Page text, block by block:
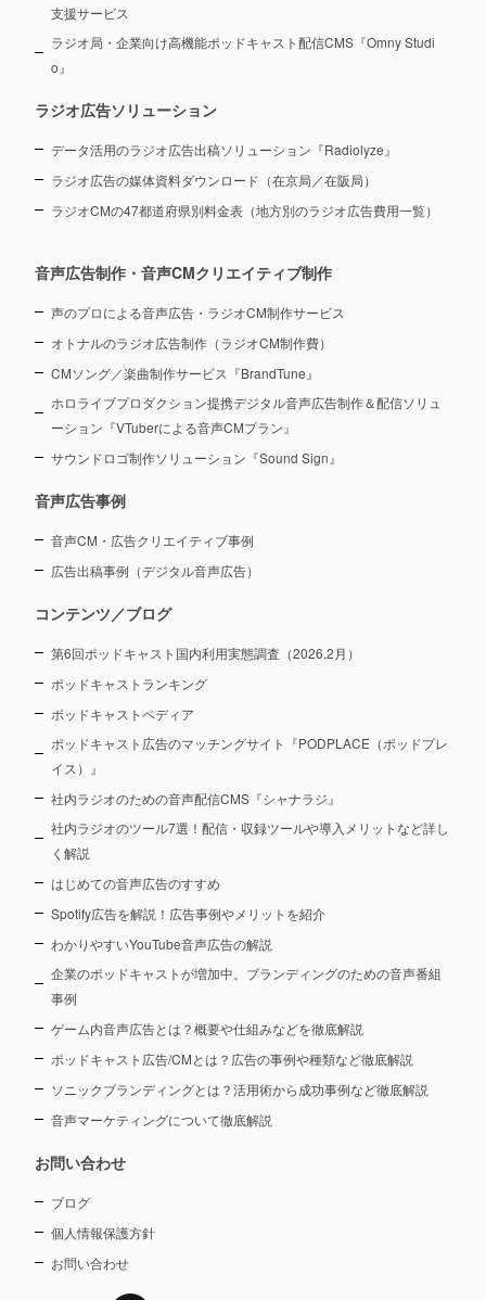
支援サービス
ラジオ局・企業向け高機能ポッドキャスト配信CMS『Omny Studi
o』
ラジオ広告ソリューション
データ活用のラジオ広告出稿ソリューション『Radiolyze』
ラジオ広告の媒体資料ダウンロード（在京局／在阪局）
ラジオCMの47都道府県別料金表（地方別のラジオ広告費用一覧）
音声広告制作・音声CMクリエイティブ制作
声のプロによる音声広告・ラジオCM制作サービス
オトナルのラジオ広告制作（ラジオCM制作費）
CMソング／楽曲制作サービス『BrandTune』
ホロライブプロダクション提携デジタル音声広告制作＆配信ソリュ
ーション 『VTuberによる音声CMプラン』
サウンドロゴ制作ソリューション『Sound Sign』
音声広告事例
音声CM・広告クリエイティブ事例
広告出稿事例（デジタル音声広告）
コンテンツ／ブログ
第6回ポッドキャスト国内利用実態調査（2026.2月）
ポッドキャストランキング
ポッドキャストペディア
ポッドキャスト広告のマッチングサイト『PODPLACE（ポッドプレ
イス）』
社内ラジオのための音声配信CMS『シャナラジ』
社内ラジオのツール7選！配信・収録ツールや導入メリットなど詳し
く解説
はじめての音声広告のすすめ
Spotify広告を解説！広告事例やメリットを紹介
わかりやすいYouTube音声広告の解説
企業のポッドキャストが増加中。ブランディングのための音声番組
事例
ゲーム内音声広告とは？概要や仕組みなどを徹底解説
ポッドキャスト広告/CMとは？広告の事例や種類など徹底解説
ソニックブランディングとは？活用術から成功事例など徹底解説
音声マーケティングについて徹底解説
お問い合わせ
ブログ
個人情報保護方針
お問い合わせ